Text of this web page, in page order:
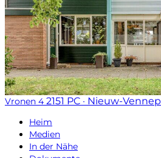
Vronen 4 2151 PC · Nieuw-Vennep
Heim
Medien
In der Nähe